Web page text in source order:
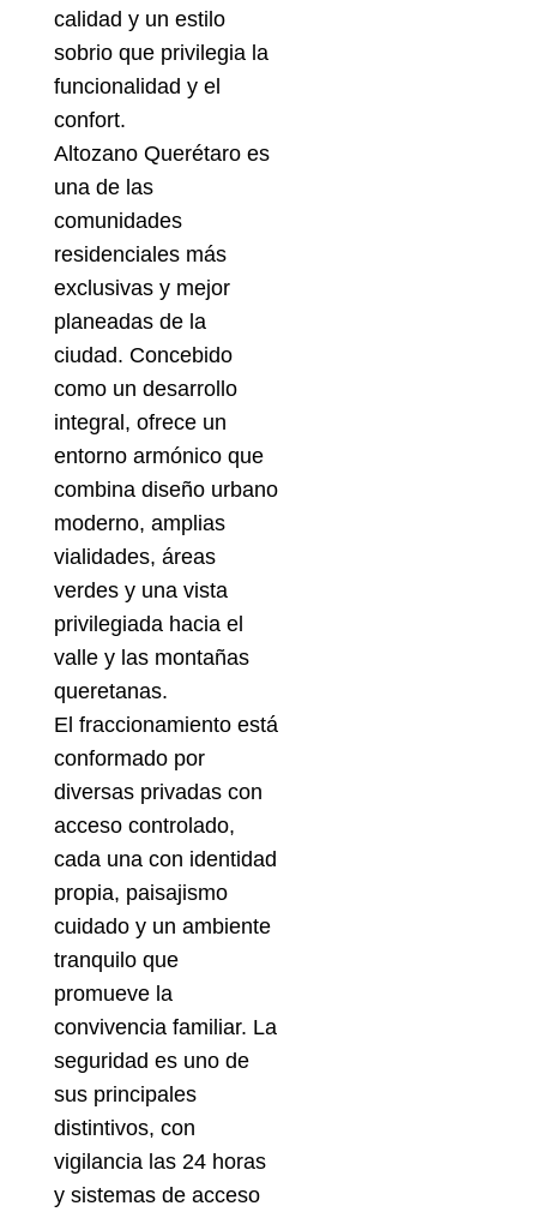
calidad y un estilo
sobrio que privilegia la
funcionalidad y el
confort.
Altozano Querétaro es
una de las
comunidades
residenciales más
exclusivas y mejor
planeadas de la
ciudad. Concebido
como un desarrollo
integral, ofrece un
entorno armónico que
combina diseño urbano
moderno, amplias
vialidades, áreas
verdes y una vista
privilegiada hacia el
valle y las montañas
queretanas.
El fraccionamiento está
conformado por
diversas privadas con
acceso controlado,
cada una con identidad
propia, paisajismo
cuidado y un ambiente
tranquilo que
promueve la
convivencia familiar. La
seguridad es uno de
sus principales
distintivos, con
vigilancia las 24 horas
y sistemas de acceso